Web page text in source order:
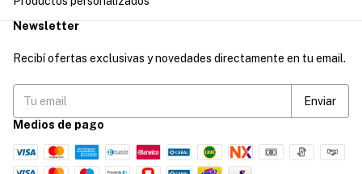
Newsletter
Recibí ofertas exclusivas y novedades directamente en tu email.
Medios de pago